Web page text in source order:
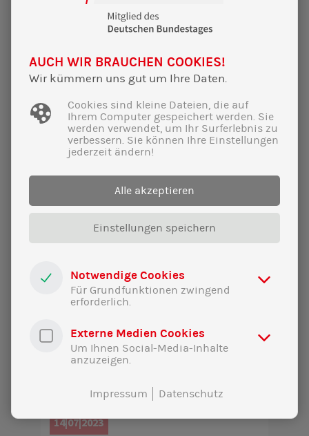
Endstation Klimawandel? Wie wir den
Hopfen für die Zukunft fit machen
Einladung zur Veranstaltung am 24.07.23 um
19 Uhr im Gasthaus zur Post, Wolnzach
14|07|2023
AUCH WIR BRAUCHEN COOKIES!
Wir kümmern uns gut um Ihre Daten.
Cookies sind kleine Dateien, die auf
Ihrem Computer gespeichert werden. Sie
werden verwendet, um Ihr Surferlebnis zu
verbessern. Sie können Ihre Einstellungen
jederzeit ändern!
Alle akzeptieren
Einstellungen speichern
Notwendige Cookies
Für Grundfunktionen zwingend
erforderlich.
Externe Medien Cookies
Um Ihnen Social-Media-Inhalte
anzuzeigen.
Impressum Datenschutz